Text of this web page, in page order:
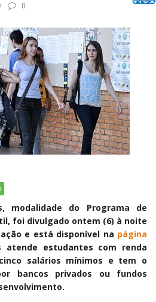
0
modalidade do Programa de
foi divulgado ontem (6) à noite
e está disponível na página
atende estudantes com renda
salários mínimos e tem o
bancos privados ou fundos